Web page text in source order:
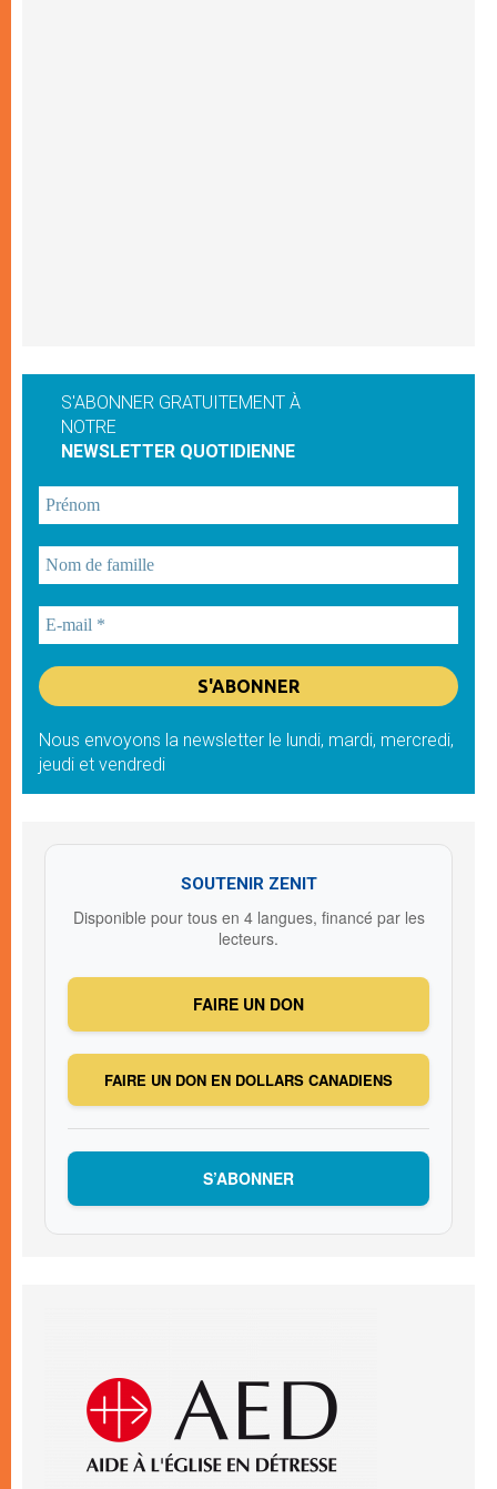
S'ABONNER GRATUITEMENT À
NOTRE
NEWSLETTER QUOTIDIENNE
Nous envoyons la newsletter le lundi, mardi, mercredi,
jeudi et vendredi
SOUTENIR ZENIT
Disponible pour tous en 4 langues, financé par les
lecteurs.
FAIRE UN DON
FAIRE UN DON EN DOLLARS CANADIENS
S’ABONNER